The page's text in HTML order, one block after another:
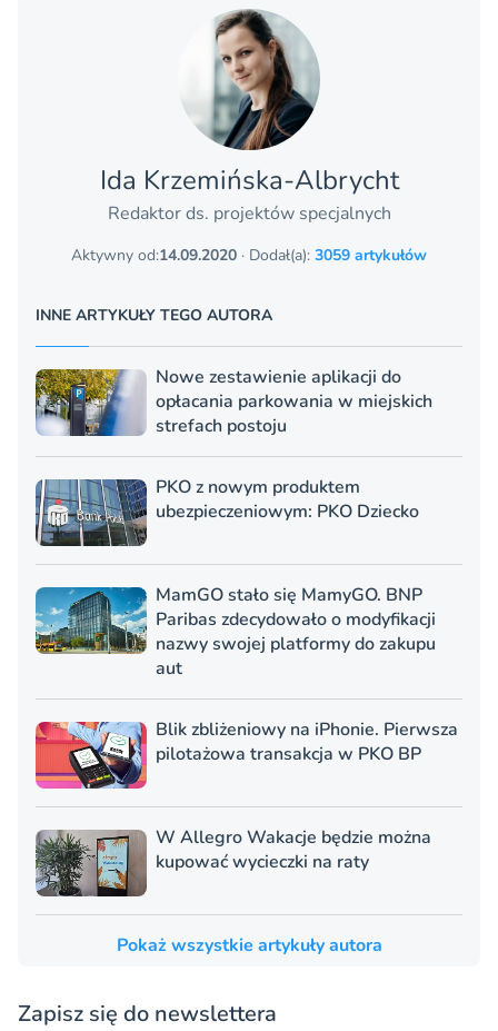
Ida Krzemińska-Albrycht
Redaktor ds. projektów specjalnych
Aktywny od:14.09.2020 · Dodał(a): 3059 artykułów
INNE ARTYKUŁY TEGO AUTORA
Nowe zestawienie aplikacji do
opłacania parkowania w miejskich
strefach postoju
PKO z nowym produktem
ubezpieczeniowym: PKO Dziecko
MamGO stało się MamyGO. BNP
Paribas zdecydowało o modyfikacji
nazwy swojej platformy do zakupu
aut
Blik zbliżeniowy na iPhonie. Pierwsza
pilotażowa transakcja w PKO BP
W Allegro Wakacje będzie można
kupować wycieczki na raty
Pokaż wszystkie artykuły autora
Zapisz się do newslettera